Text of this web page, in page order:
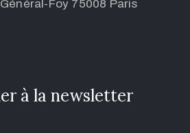
Foy 75008 Paris
à la newsletter